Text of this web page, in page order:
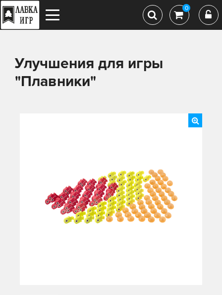
0
Улучшения для игры
"Плавники"